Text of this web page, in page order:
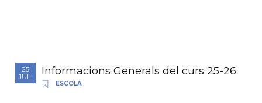
25
JUL.
Informacions Generals del curs 25-26
ESCOLA